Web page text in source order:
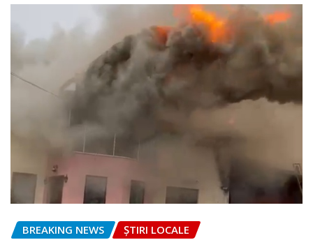
BREAKING NEWS ȘTIRI LOCALE